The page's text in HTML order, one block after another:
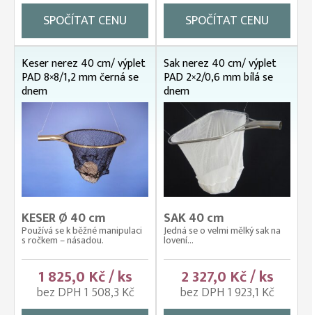
SPOČÍTAT CENU
SPOČÍTAT CENU
Keser nerez 40 cm/ výplet
PAD 8×8/1,2 mm černá se
dnem
KESER Ø 40 cm
Používá se k běžné manipulaci
s ročkem – násadou.
1 825,0 Kč / ks
bez DPH 1 508,3 Kč
Sak nerez 40 cm/ výplet
PAD 2×2/0,6 mm bílá se
dnem
SAK 40 cm
Jedná se o velmi mělký sak na
lovení...
2 327,0 Kč / ks
bez DPH 1 923,1 Kč